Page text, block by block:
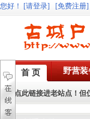
您好 ！ [请登录] [免费注册]
首 页 野营装
点此链接进老站点！但